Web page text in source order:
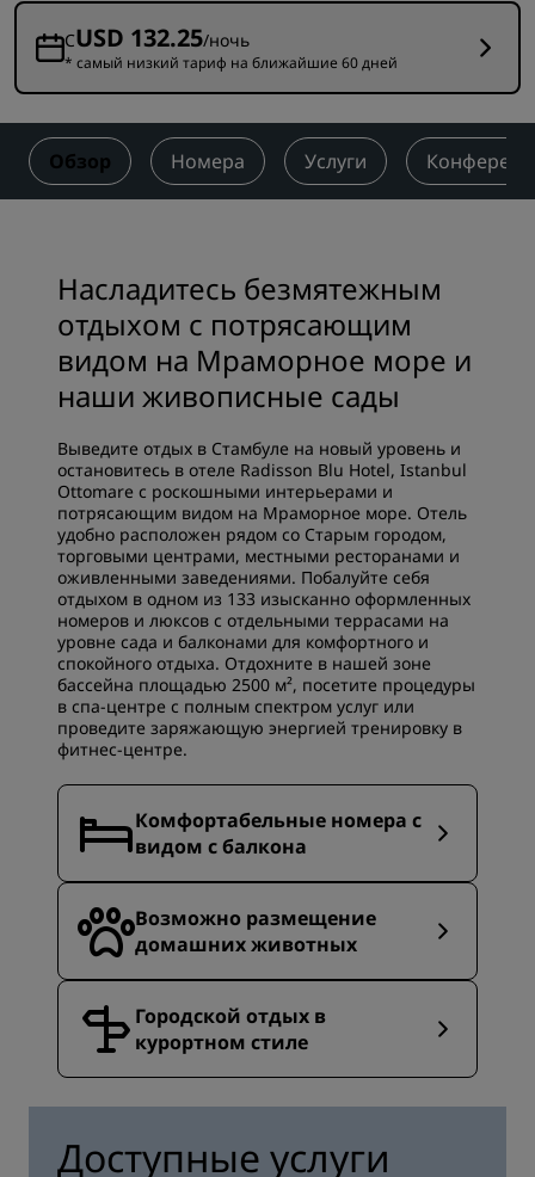
СUSD 132.25/ночь
* самый низкий тариф на ближайшие 60 дней
Обзор Номера Услуги
Насладитесь безмятежным
отдыхом с потрясающим
видом на Мраморное море и
наши живописные сады
Выведите отдых в Стамбуле на новый уровень и
остановитесь в отеле Radisson Blu Hotel, Istanbul
Ottomare с роскошными интерьерами и
потрясающим видом на Мраморное море. Отель
удобно расположен рядом со Старым городом,
торговыми центрами, местными ресторанами и
оживленными заведениями. Побалуйте себя
отдыхом в одном из 133 изысканно оформленных
номеров и люксов с отдельными террасами на
уровне сада и балконами для комфортного и
спокойного отдыха. Отдохните в нашей зоне
бассейна площадью 2500 м², посетите процедуры
в спа-центре с полным спектром услуг или
проведите заряжающую энергией тренировку в
фитнес-центре.
Комфортабельные номера с
видом с балкона
Возможно размещение
домашних животных
Городской отдых в
курортном стиле
Доступные услуги